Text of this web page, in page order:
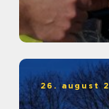
26. august